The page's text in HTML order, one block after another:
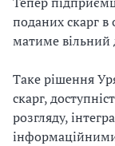
поданих скарг в
матиме вільний
Таке рішення
скарг,
розгляду,